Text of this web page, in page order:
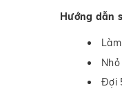
Hướng dẫn
Đợi